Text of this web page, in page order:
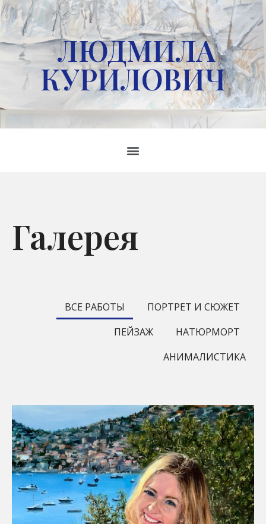
ЛЮДМИЛА
КУРИЛОВИЧ
Галерея
ВСЕ РАБОТЫ
ПОРТРЕТ И СЮЖЕТ
ПЕЙЗАЖ
НАТЮРМОРТ
АНИМАЛИСТИКА